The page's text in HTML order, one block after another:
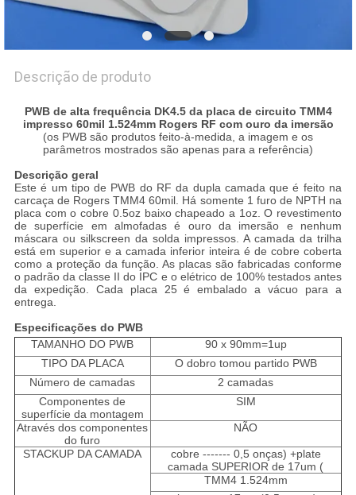
Descrição de produto
PWB de alta frequência DK4.5 da placa de circuito TMM4
impresso 60mil 1.524mm Rogers RF com ouro da imersão
(os PWB são produtos feito-à-medida, a imagem e os
parâmetros mostrados são apenas para a referência)
Descrição geral
Este é um tipo de PWB do RF da dupla camada que é feito na
carcaça de Rogers TMM4 60mil. Há somente 1 furo de NPTH na
placa com o cobre 0.5oz baixo chapeado a 1oz. O revestimento
de superfície em almofadas é ouro da imersão e nenhum
máscara ou silkscreen da solda impressos. A camada da trilha
está em superior e a camada inferior inteira é de cobre coberta
como a proteção da função. As placas são fabricadas conforme
o padrão da classe II do IPC e o elétrico de 100% testados antes
da expedição. Cada placa 25 é embalado a vácuo para a
entrega.
Especificações do PWB
TAMANHO DO PWB
90 x 90mm=1up
TIPO DA PLACA
O dobro tomou partido PWB
Número de camadas
2 camadas
Componentes de
superfície da montagem
SIM
Através dos componentes
do furo
NÃO
STACKUP DA CAMADA
cobre ------- 0,5 onças) +plate
camada SUPERIOR de 17um (
TMM4 1.524mm